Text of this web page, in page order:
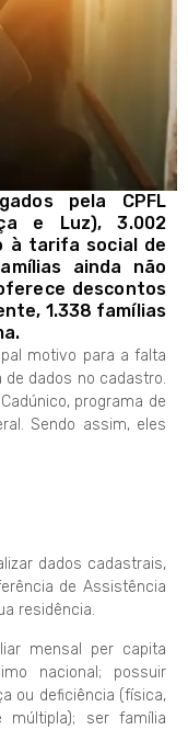
pela CPFL
e Luz), 3.002
à tarifa social de
ainda não
descontos
1.338 famílias
motivo para a falta
dados no cadastro.
programa de
Sendo assim, eles
dados cadastrais,
de Assistência
residência.
mensal per capita
nacional; possuir
ou deficiência (física,
múltipla); ser família